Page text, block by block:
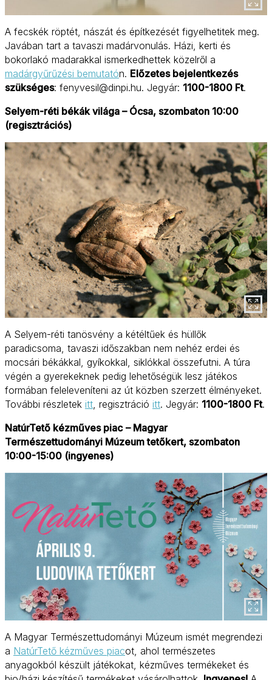
A fecskék röptét, nászát és építkezését figyelhetitek meg.
Javában tart a tavaszi madárvonulás. Házi, kerti és
bokorlakó madarakkal ismerkedhettek közelről a
madárgyűrűzési bemutatón. Előzetes bejelentkezés
szükséges: fenyvesil@dinpi.hu. Jegyár: 1100-1800 Ft.
Selyem-réti békák világa – Ócsa, szombaton 10:00
(regisztrációs)
A Selyem-réti tanösvény a kétéltűek és hüllők
paradicsoma, tavaszi időszakban nem nehéz erdei és
mocsári békákkal, gyíkokkal, siklókkal összefutni. A túra
végén a gyerekeknek pedig lehetőségük lesz játékos
formában feleleveníteni az út közben szerzett élményeket.
További részletek itt , regisztráció itt. Jegyár: 1100-1800 Ft.
NatúrTető kézműves piac – Magyar
Természettudományi Múzeum tetőkert, szombaton
10:00-15:00 (ingyenes)
A Magyar Természettudományi Múzeum ismét megrendezi
a NatúrTető kézműves piacot, ahol természetes
anyagokból készült játékokat, kézműves termékeket és